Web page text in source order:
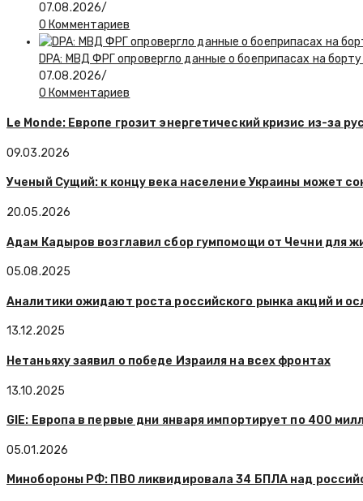
07.08.2026/
0 Комментариев
DPA: МВД ФРГ опровергло данные о боеприпасах на
07.08.2026/
0 Комментариев
Le Monde: Европе грозит энергетический кризис из-за
09.03.2026
Ученый Сущий: к концу века население Украины может
20.05.2026
Адам Кадыров возглавил сбор гумпомощи от Чечни для
05.08.2025
Аналитики ожидают роста российского рынка акций и
13.12.2025
Нетаньяху заявил о победе Израиля на всех фронтах
13.10.2025
GIE: Европа в первые дни января импортирует по 400
05.01.2026
Минобороны РФ: ПВО ликвидировала 34 БПЛА над